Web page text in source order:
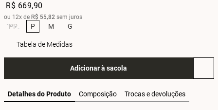
R$ 669,90
ou 12x de R$ 55,82 sem juros
PP P M G
Tabela de Medidas
Adicionar à sacola
Detalhes do Produto Composição Trocas e devoluções